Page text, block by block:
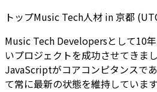
トップMusic Tech人材 in京都
Music Tech Developersとして10
いプロジェクトを成功させてきま
JavaScriptがコアコンピタンスで
て常に最新の状態を維持しています